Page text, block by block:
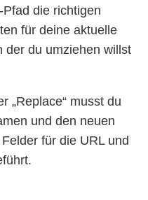
die richtigen
für deine aktuelle
der du umziehen willst
„Replace“ musst du
und den neuen
für die URL und